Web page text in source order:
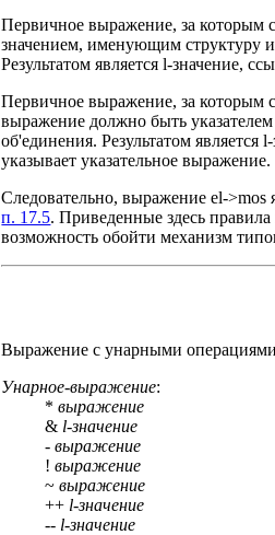
Первичное выражение, за которым
значением, именующим структуру
Результатом является l-значение,
Первичное выражение, за которым
выражение должно быть
об'единения. Результатом
указывает указательное выражение.
Следовательно, выражение el-
п. 17.5. Приведенные здесь
возможность обойти механизм
Выражение с унарными операциями
Унарное-выражение:
*выражение
& l-значение
-выражение
!выражение
~выражение
++ l-значение
-- l-значение